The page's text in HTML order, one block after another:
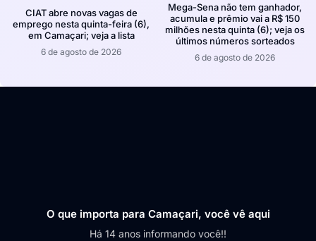
CIAT abre novas vagas de
emprego nesta quinta-feira (6),
em Camaçari; veja a lista
6 de agosto de 2026
Mega-Sena não tem ganhador,
acumula e prêmio vai a R$ 150
milhões nesta quinta (6); veja os
últimos números sorteados
6 de agosto de 2026
O que importa para Camaçari, você vê aqui
Há 14 anos informando você!!